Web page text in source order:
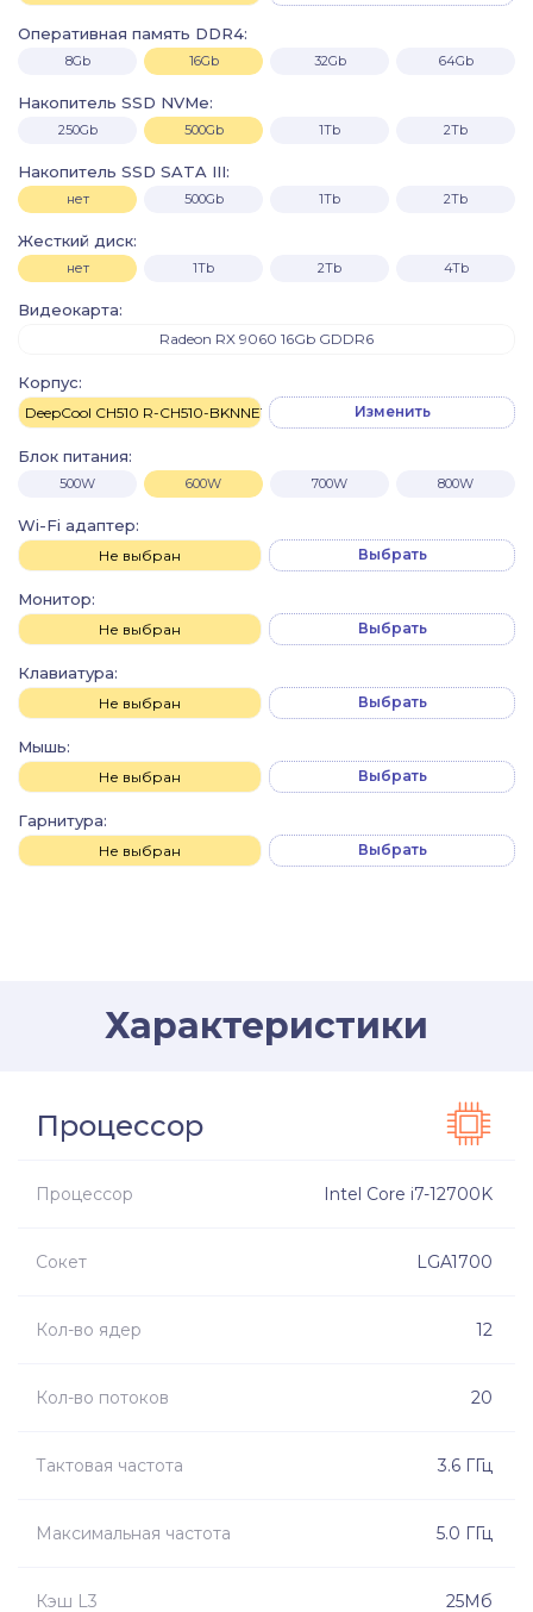
Оперативная память DDR4:
8Gb 16Gb 32Gb 64Gb
Накопитель SSD NVMe:
250Gb 500Gb 1Tb 2Tb
Накопитель SSD SATA III:
нет 500Gb 1Tb 2Tb
Жесткий диск:
нет 1Tb 2Tb 4Tb
Видеокарта:
Radeon RX 9060 16Gb GDDR6
Корпус:
DeepCool CH510 R-CH510-BKNNE1-G-1 Изменить
Блок питания:
500W 600W 700W 800W
Wi-Fi адаптер:
Не выбран Выбрать
Монитор:
Не выбран Выбрать
Клавиатура:
Не выбран Выбрать
Мышь:
Не выбран Выбрать
Гарнитура:
Не выбран Выбрать
Характеристики
Процессор
Процессор Intel Core i7-12700K
Сокет LGA1700
Кол-во ядер 12
Кол-во потоков 20
Тактовая частота 3.6 ГГц
Максимальная частота 5.0 ГГц
Кэш L3 25Мб